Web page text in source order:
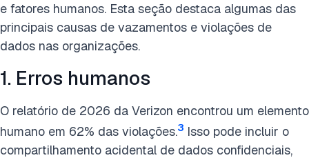
e fatores humanos. Esta seção destaca algumas das
principais causas de vazamentos e violações de
dados nas organizações.
1. Erros humanos
O relatório de 2026 da Verizon encontrou um elemento
humano em 62% das violações.3 Isso pode incluir o
compartilhamento acidental de dados confidenciais,